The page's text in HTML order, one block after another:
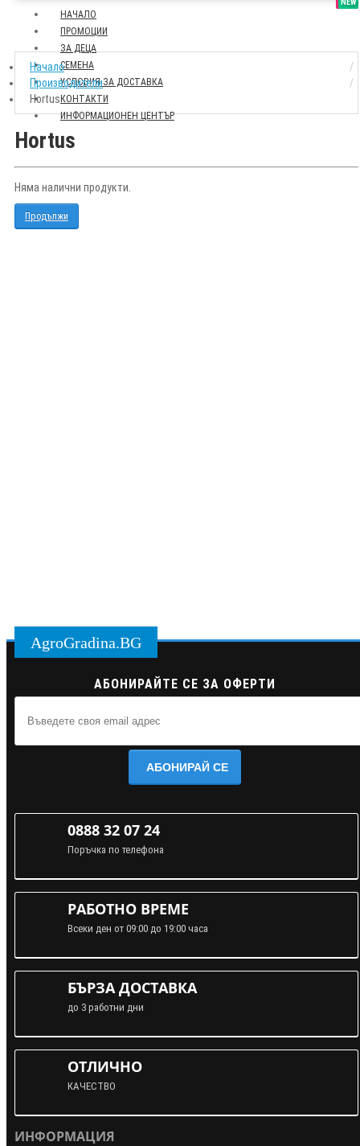
НАЧАЛО
SALE
ПРОМОЦИИ
NEW
ЗА ДЕЦА
СЕМЕНА
УСЛОВИЯ ЗА ДОСТАВКА
КОНТАКТИ
ИНФОРМАЦИОНЕН ЦЕНТЪР
Начало
Производители
Hortus
Hortus
Няма налични продукти.
Продължи
AgroGradina.BG
АБОНИРАЙТЕ СЕ ЗА ОФЕРТИ
АБОНИРАЙ СЕ
0888 32 07 24
Поръчка по телефона
РАБОТНО ВРЕМЕ
Всеки ден от 09:00 до 19:00 часа
БЪРЗА ДОСТАВКА
до 3 работни дни
ОТЛИЧНО
КАЧЕСТВО
ИНФОРМАЦИЯ